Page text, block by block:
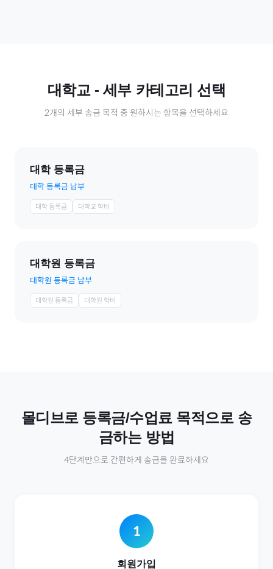
대학교 - 세부 카테고리 선택
2개의 세부 송금 목적 중 원하시는 항목을 선택하세요
대학 등록금
대학 등록금 납부
대학 등록금 대학교 학비
대학원 등록금
대학원 등록금 납부
대학원 등록금 대학원 학비
몰디브로 등록금/수업료 목적으로 송
금하는 방법
4단계만으로 간편하게 송금을 완료하세요
1
회원가입